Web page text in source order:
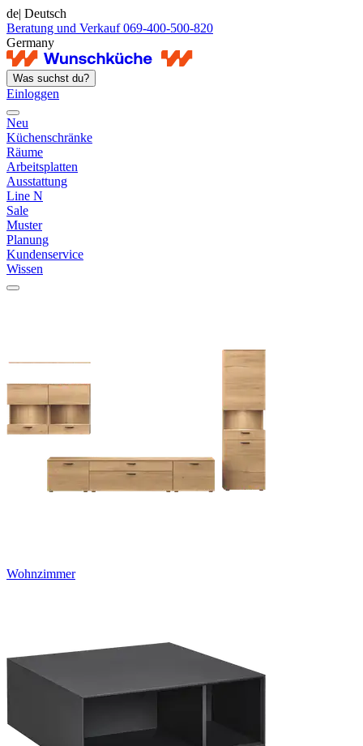
de| Deutsch
Beratung und Verkauf 069-400-500-820
Germany
Was suchst du?
Einloggen
Neu
Küchenschränke
Räume
Arbeitsplatten
Ausstattung
Line N
Sale
Muster
Planung
Kundenservice
Wissen
Wohnzimmer